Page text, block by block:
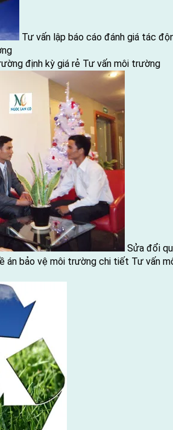
Tư vấn lập báo cáo đánh giá tác
định kỳ giá rẻ Tư vấn môi trường
Sửa đổi
án bảo vệ môi trường chi tiết Tư vấn